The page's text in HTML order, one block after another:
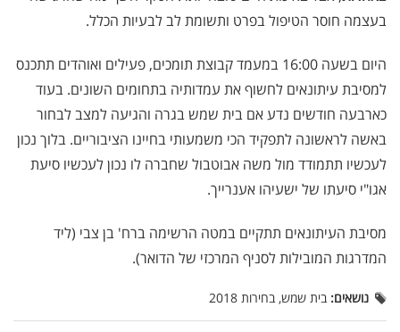
בעצמה חוסר הטיפול בפרט ותשומת לב לבעיות הכלל.
היום בשעה 16:00 במעמד קבוצת תומכים, פעילים ואוהדים תתכנס
למסיבת עיתונאים לחשוף את עמדותיה בתחומים השונים. בעוד
כארבעה חודשים נדע אם בית שמש בגרה והגיעה למצב לבחור
באשה לראשונה לתפקיד הכי משמעותי בחיינו הציבוריים. בלוך נכון
לעכשיו תתמודד מול משה אבוטבול שחברה לו נכון לעכשיו סיעת
אגו"י סיעתו של ישעיהו אענרייך.
מסיבת העיתונאים תתקיים במטה הרשימה ברח' בן צבי (ליד
המדרגות המובילות לסניף המרכזי של הדואר).
נושאים: בית שמש, בחירות 2018